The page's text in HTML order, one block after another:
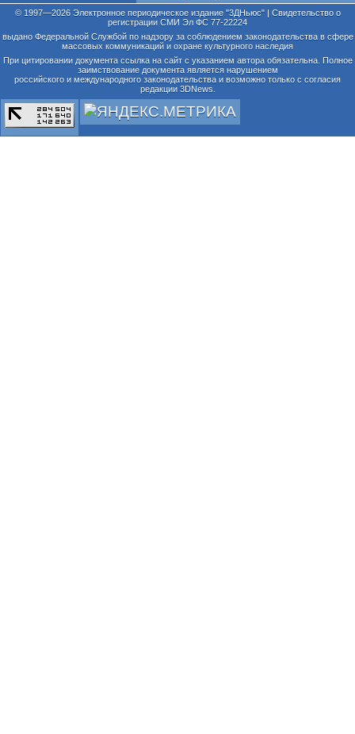
© 1997—2026 Электронное периодическое издание "3ДНьюс" | Свидетельство о
регистрации СМИ Эл ФС 77-22224
выдано Федеральной Службой по надзору за соблюдением законодательства в сфере
массовых коммуникаций и охране культурного наследия
При цитировании документа ссылка на сайт с указанием автора обязательна. Полное
заимствование документа является нарушением
российского и международного законодательства и возможно только с согласия
редакции 3DNews.